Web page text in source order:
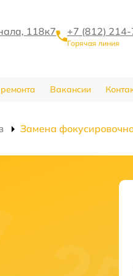
118к7 +7 (812)
Горячая линия
Вакансии
Замена